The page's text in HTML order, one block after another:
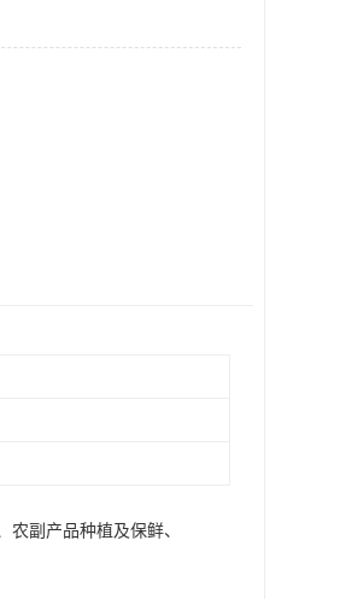
副产品种植及保鲜、